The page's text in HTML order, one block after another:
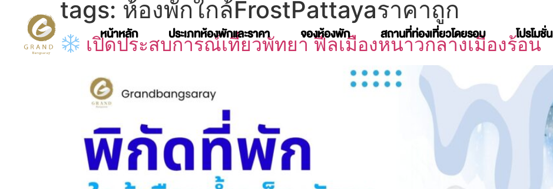
หน้าหลัก ประเภทห้องพักและราคา จองห้องพัก สถานที่ท่องเที่ยวโดยรอบ โปรโมชั่น
tags: ห้องพักใกล้FrostPattayaราคาถูก
เปิดประสบการณ์เที่ยวพัทยา ฟีลเมืองหนาวกลางเมืองร้อน